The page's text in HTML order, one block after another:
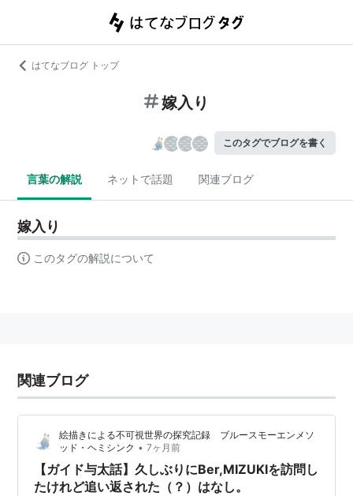
はてなブログ トップ
嫁入り
このタグでブログを書く
言葉の解説 ネットで話題 関連ブログ
嫁入り
このタグの解説について
関連ブログ
絵描きによる不可視世界の探究記録 ブルースモーエンメソ
ッド・ヘミシンク • 7ヶ月前
【ガイド与太話】久しぶりにBer,MIZUKIを訪問し
たけれど追い返された（？）はなし。